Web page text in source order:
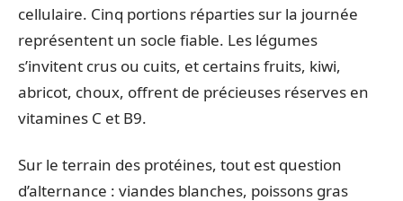
cellulaire. Cinq portions réparties sur la journée
représentent un socle fiable. Les légumes
s’invitent crus ou cuits, et certains fruits, kiwi,
abricot, choux, offrent de précieuses réserves en
vitamines C et B9.
Sur le terrain des protéines, tout est question
d’alternance : viandes blanches, poissons gras